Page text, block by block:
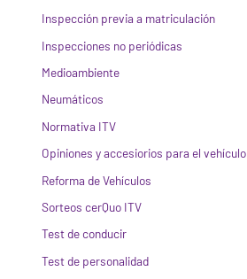
Inspección previa a matriculación
Inspecciones no periódicas
Medioambiente
Neumáticos
Normativa ITV
Opiniones y accesiorios para el vehículo
Reforma de Vehículos
Sorteos cerQuo ITV
Test de conducir
Test de personalidad